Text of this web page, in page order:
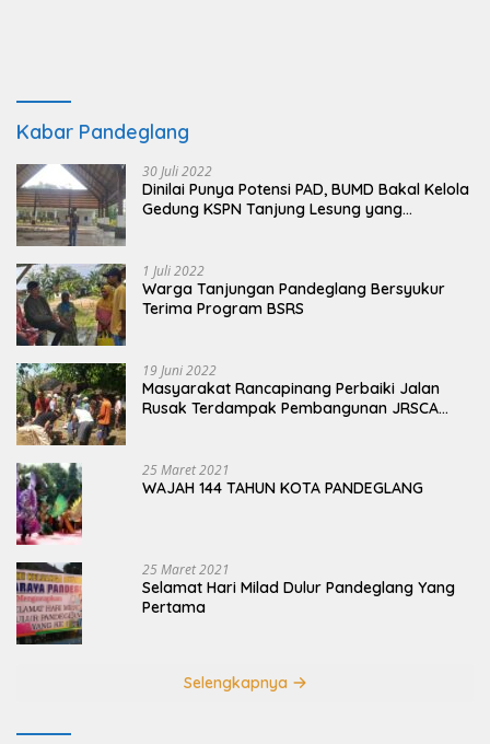
Kabar Pandeglang
30 Juli 2022
Dinilai Punya Potensi PAD, BUMD Bakal Kelola
Gedung KSPN Tanjung Lesung yang
1 Juli 2022
Warga Tanjungan Pandeglang Bersyukur
Terima Program BSRS
19 Juni 2022
Masyarakat Rancapinang Perbaiki Jalan
Rusak Terdampak Pembangunan JRSCA
25 Maret 2021
WAJAH 144 TAHUN KOTA PANDEGLANG
25 Maret 2021
Selamat Hari Milad Dulur Pandeglang Yang
Pertama
Selengkapnya